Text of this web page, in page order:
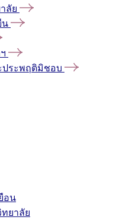
ลัย
น
ประพฤติมิชอบ
อน
ยาลัย